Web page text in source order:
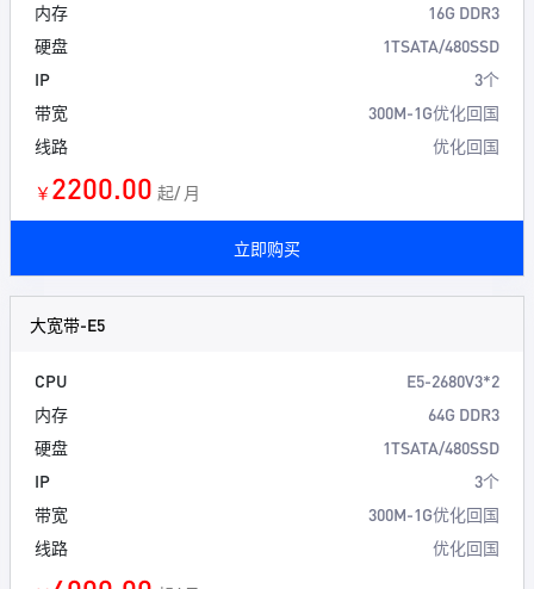
内存
16G DDR3
硬盘
1TSATA/480SSD
IP
3个
带宽
300M-1G优化回国
线路
优化回国
￥ 2200.00 起/ 月
立即购买
大宽带-E5
CPU
E5-2680V3*2
内存
64G DDR3
硬盘
1TSATA/480SSD
IP
3个
带宽
300M-1G优化回国
线路
优化回国